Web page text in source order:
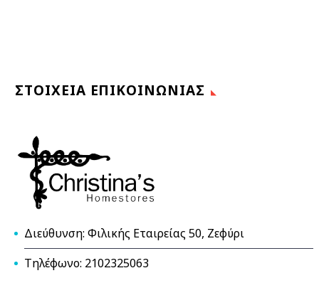
ΣΤΟΙΧΕΊΑ ΕΠΙΚΟΙΝΩΝΊΑΣ
Διεύθυνση: Φιλικής Εταιρείας 50, Ζεφύρι
Τηλέφωνο: 2102325063